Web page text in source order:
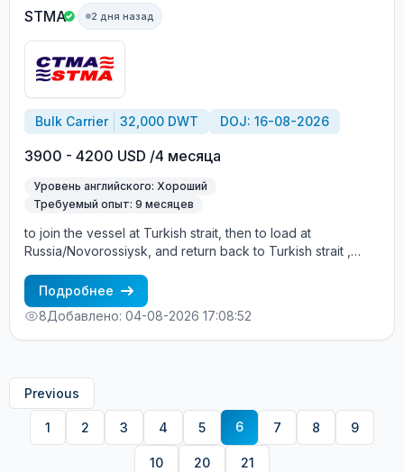
STMA 2 дня назад
Bulk Carrier 32,000 DWT DOJ: 16-08-2026
3900 - 4200 USD /4 месяца
Уровень английского: Хороший
Требуемый опыт: 9 месяцев
to join the vessel at Turkish strait, then to load at
Russia/Novorossiysk, and return back to Turkish strait ,
paid constantly during the contract + HRA bonus. Greek
Owner, CBA covered vessels, P&I club. Salary - in cash on
board
Подробнее
8Добавлено: 04-08-2026 17:08:52
Previous
1 2 3 4 5 6 7 8 9
10 20 21